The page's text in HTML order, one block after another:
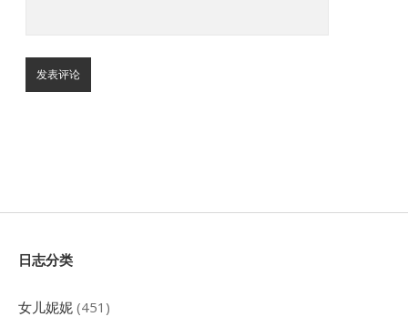
Sidebar
日志分类
女儿妮妮 (451)